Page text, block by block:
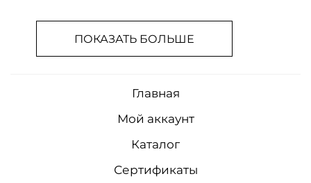
ПОКАЗАТЬ БОЛЬШЕ
Главная
Мой аккаунт
Каталог
Сертификаты